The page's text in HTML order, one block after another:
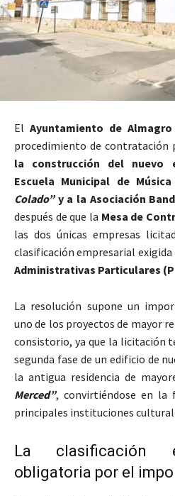
El Ayuntamiento de Almagro
procedimiento de contratación
la construcción del nuevo
Escuela Municipal de
Colado”y a la Asociación
después de que la Mesa de
las dos únicas empresas
clasificación empresarial exigida
Administrativas Particulares
La resolución supone un
uno de los proyectos de mayor
consistorio, ya que la licitación
segunda fase de un edificio de
la antigua residencia de
Merced”, convirtiéndose en la
principales instituciones
La clasificación
obligatoria por el